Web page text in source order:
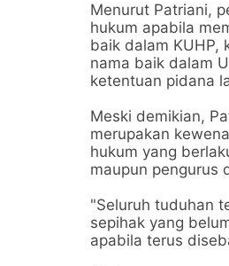
Menurut Patriani,
hukum apabila
baik dalam KUHP,
nama baik dalam
ketentuan pidana
Meski demikian,
merupakan
hukum yang
maupun pengurus
"Seluruh tuduhan
sepihak yang
apabila terus